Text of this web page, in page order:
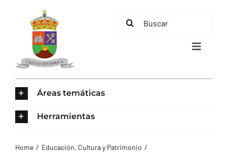
contenido
Buscar:
Toggle
Áreas temáticas
Herramientas
Home
Educación, Cultura y Patrimonio